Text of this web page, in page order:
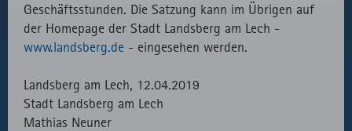
Geschäftsstunden. Die Satzung kann im Übrigen auf
der Homepage der Stadt Landsberg am Lech -
www.landsberg.de - eingesehen werden.
Landsberg am Lech, 12.04.2019
Stadt Landsberg am Lech
Mathias Neuner